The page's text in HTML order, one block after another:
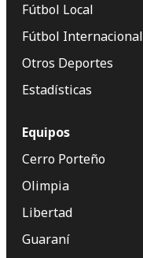
Fútbol Local
Fútbol Internacional
Otros Deportes
Estadísticas
Equipos
Cerro Porteño
Olimpia
Libertad
Guaraní